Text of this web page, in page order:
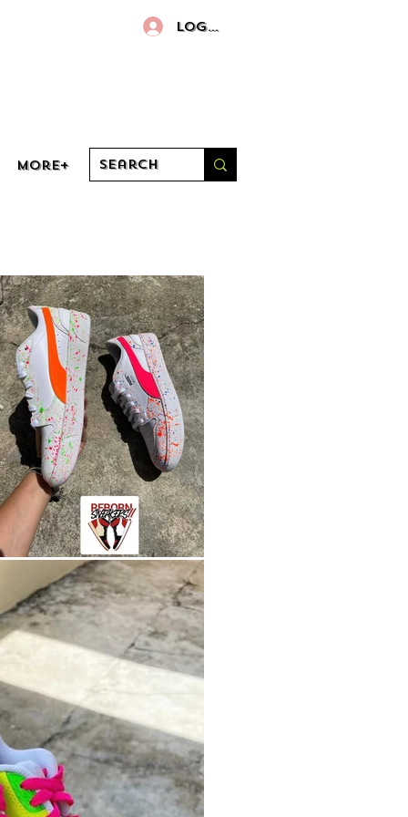
More+
Log In